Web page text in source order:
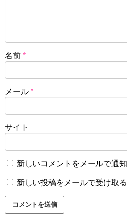
名前 *
メール *
サイト
新しいコメントをメールで通知
新しい投稿をメールで受け取る